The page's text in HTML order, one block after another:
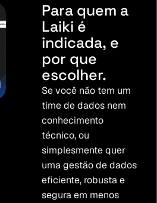
Para quem a
Laiki é
indicada, e
por que
escolher.
Se você não tem um
time de dados nem
conhecimento
técnico, ou
simplesmente quer
uma gestão de dados
eficiente, robusta e
segura em menos